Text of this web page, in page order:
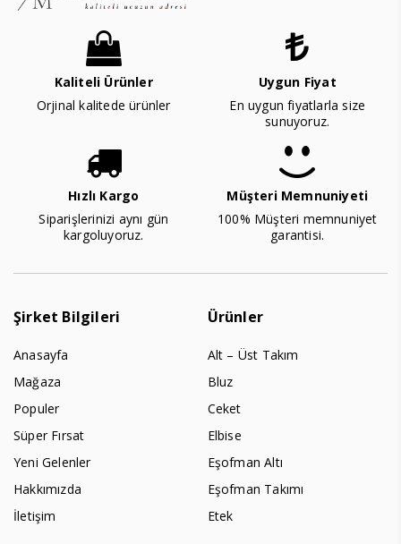
Kaliteli Ürünler
Orjinal kalitede ürünler
Uygun Fiyat
En uygun fiyatlarla size
sunuyoruz.
Hızlı Kargo
Siparişlerinizi aynı gün
kargoluyoruz.
Müşteri Memnuniyeti
100% Müşteri memnuniyet
garantisi.
Şirket Bilgileri
Anasayfa
Mağaza
Populer
Süper Fırsat
Yeni Gelenler
Hakkımızda
İletişim
Ürünler
Alt – Üst Takım
Bluz
Ceket
Elbise
Eşofman Altı
Eşofman Takımı
Etek